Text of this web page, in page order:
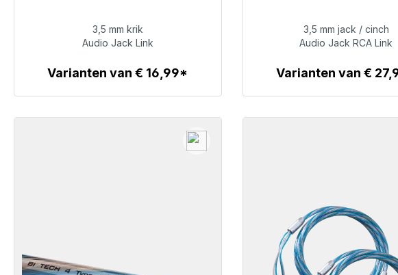
€ 19,99
Details
3,5 mm krik
Audio Jack Link
Varianten van € 16,99*
€ 32,99
Details
3,5 mm jack / cinch
Audio Jack RCA Link
Varianten van €